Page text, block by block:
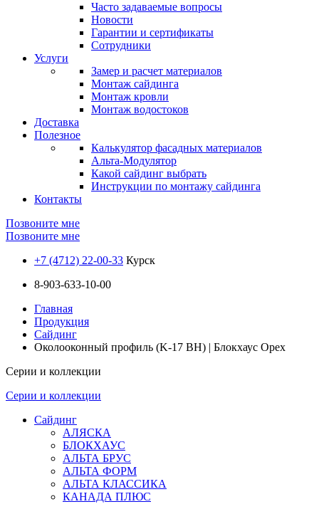
Часто задаваемые вопросы
Новости
Гарантии и сертификаты
Сотрудники
Услуги
Замер и расчет материалов
Монтаж сайдинга
Монтаж кровли
Монтаж водостоков
Доставка
Полезное
Калькулятор фасадных материалов
Альта-Модулятор
Какой сайдинг выбрать
Инструкции по монтажу сайдинга
Контакты
Позвоните мне
Позвоните мне
+7 (4712) 22-00-33 Курск
8-903-633-10-00
Главная
Продукция
Сайдинг
Околооконный профиль (K-17 BH) | Блокхаус Орех
Серии и коллекции
Серии и коллекции
Сайдинг
АЛЯСКА
БЛОКХАУС
АЛЬТА БРУС
АЛЬТА ФОРМ
АЛЬТА КЛАССИКА
КАНАДА ПЛЮС